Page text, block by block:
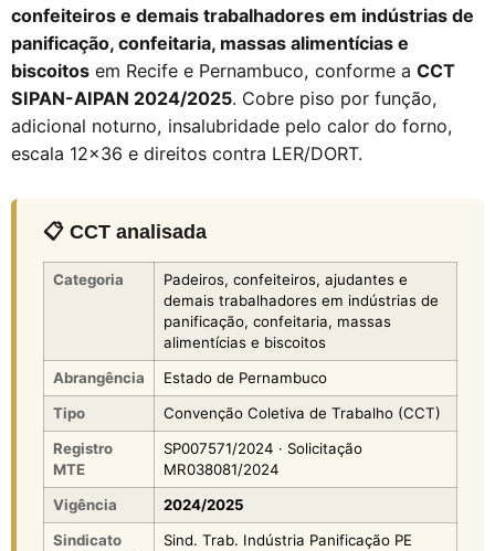
confeiteiros e demais trabalhadores em indústrias de
panificação, confeitaria, massas alimentícias e
biscoitos em Recife e Pernambuco, conforme a CCT
SIPAN-AIPAN 2024/2025. Cobre piso por função,
adicional noturno, insalubridade pelo calor do forno,
escala 12x36 e direitos contra LER/DORT.
📋 CCT analisada
Categoria
Padeiros, confeiteiros, ajudantes e
demais trabalhadores em indústrias de
panificação, confeitaria, massas
alimentícias e biscoitos
Abrangência
Estado de Pernambuco
Tipo
Convenção Coletiva de Trabalho (CCT)
Registro
MTE
SP007571/2024 · Solicitação
MR038081/2024
Vigência
2024/2025
Sindicato
Sind. Trab. Indústria Panificação PE